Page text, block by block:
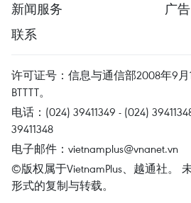
新闻服务
广告
联系
许可证号：信息与通信部2008年9月
BTTTT。
电话：(024) 39411349 - (024)
39411348
电子邮件： vietnamplus@vnanet.vn
©版权属于VietnamPlus、越通社。
形式的复制与转载。